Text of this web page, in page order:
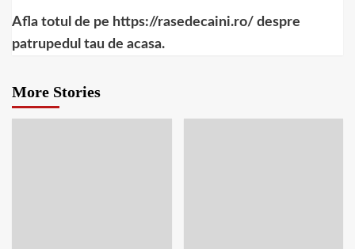
Afla totul de pe https://rasedecaini.ro/ despre
patrupedul tau de acasa.
More Stories